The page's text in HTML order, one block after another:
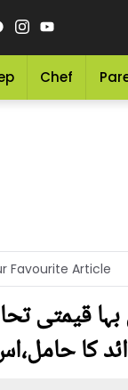
Chef
قیمتی
کا